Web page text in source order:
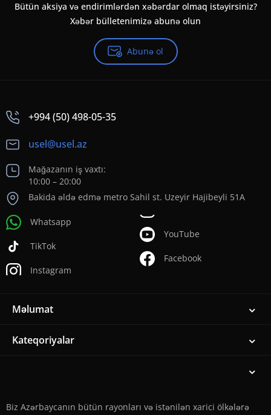
Bütün aksiya və endirimlərdən xəbərdar olmaq istəyirsiniz?
Xəbər bülletenimizə abunə olun
Abunə ol
+994 (50) 498-05-35
usel@usel.az
Mağazanın iş vaxtı:
10:00 – 20:00
Bakida əldə edmə metro Sahil st. Uzeyir Hajibeyli 51A
Whatsapp
TikTok
Instagram
YouTube
Facebook
Məlumat
Kateqoriyalar
Biz Azərbaycanın bütün rayonları və istənilən xarici ölkələrə